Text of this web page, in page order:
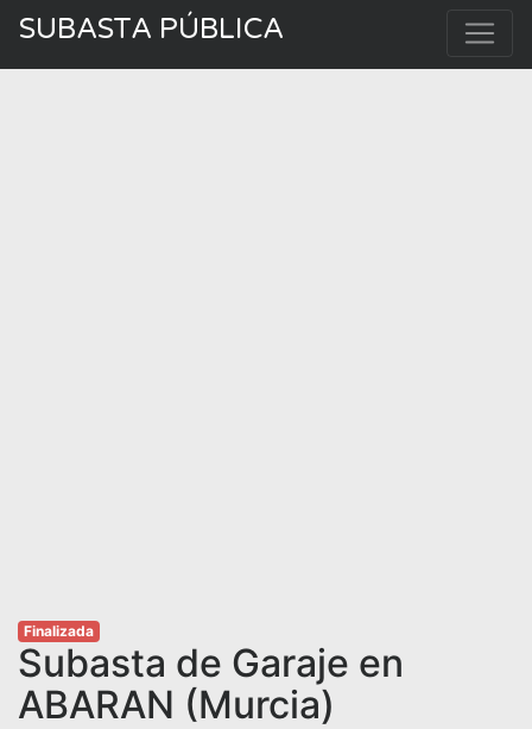
SUBASTA PÚBLICA
Finalizada
Subasta de Garaje en
ABARAN (Murcia)